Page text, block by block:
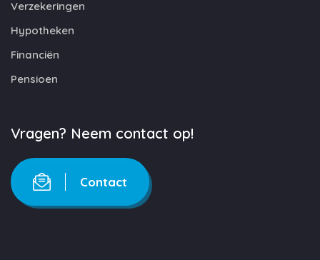
Verzekeringen
Hypotheken
Financiën
Pensioen
Vragen? Neem contact op!
Contact